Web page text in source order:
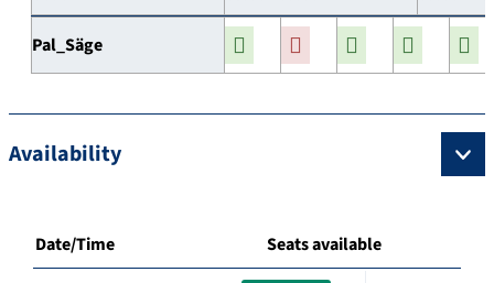
Pal_Säge
Availability
Date/Time Seats available